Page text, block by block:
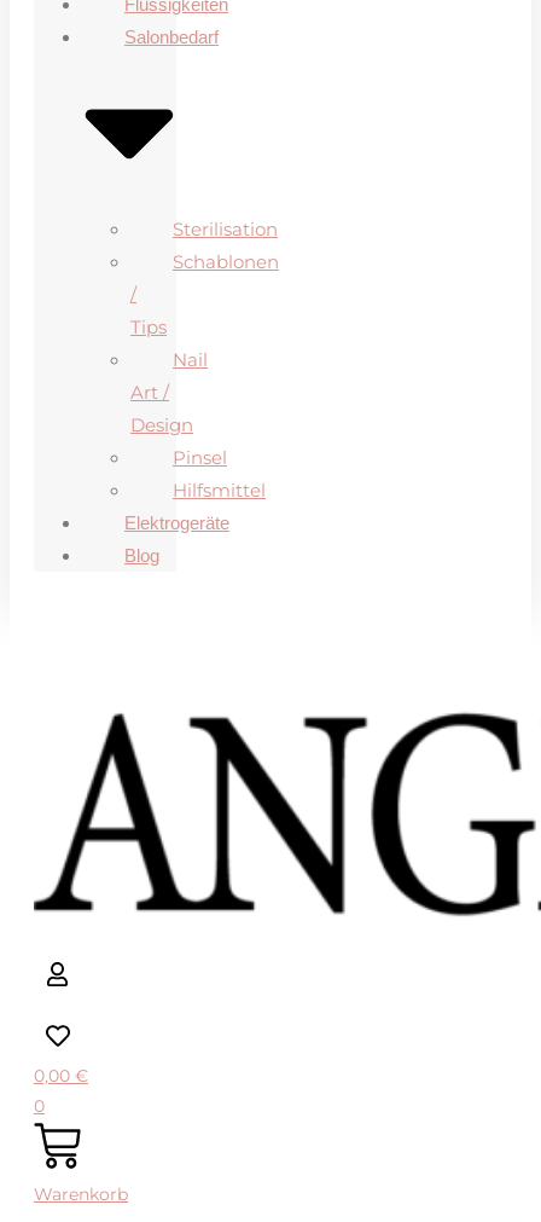
Flüssigkeiten
Salonbedarf
Sterilisation
Schablonen
/
Tips
Nail
Art /
Design
Pinsel
Hilfsmittel
Elektrogeräte
Blog
0,00 €
0
Warenkorb